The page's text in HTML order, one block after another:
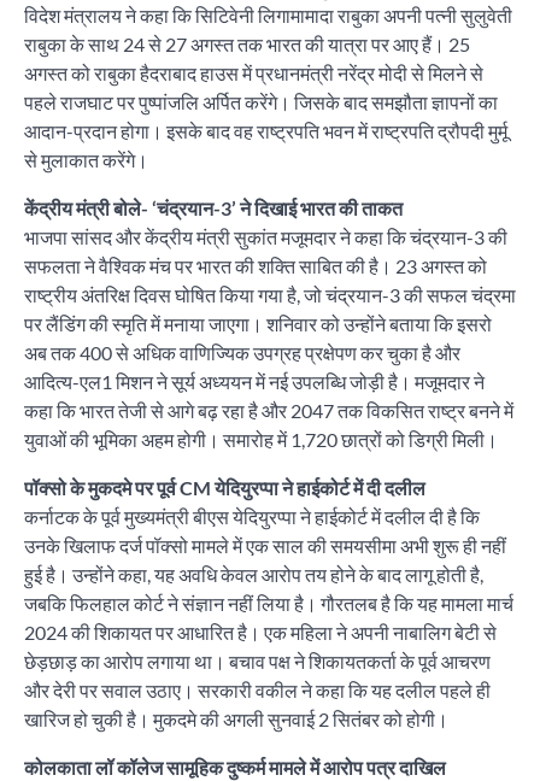
विदेश मंत्रालय ने कहा कि सिटिवेनी लिगामामादा राबुका अपनी पत्नी सुलुवेती
राबुका के साथ 24 से 27 अगस्त तक भारत की यात्रा पर आए हैं। 25
अगस्त को राबुका हैदराबाद हाउस में प्रधानमंत्री नरेंद्र मोदी से मिलने से
पहले राजघाट पर पुष्पांजलि अर्पित करेंगे। जिसके बाद समझौता ज्ञापनों का
आदान-प्रदान होगा। इसके बाद वह राष्ट्रपति भवन में राष्ट्रपति द्रौपदी मुर्मू
से मुलाकात करेंगे।
केंद्रीय मंत्री बोले- ‘चंद्रयान-3’ ने दिखाई भारत की ताकत
भाजपा सांसद और केंद्रीय मंत्री सुकांत मजूमदार ने कहा कि चंद्रयान-3 की
सफलता ने वैश्विक मंच पर भारत की शक्ति साबित की है। 23 अगस्त को
राष्ट्रीय अंतरिक्ष दिवस घोषित किया गया है, जो चंद्रयान-3 की सफल चंद्रमा
पर लैंडिंग की स्मृति में मनाया जाएगा। शनिवार को उन्होंने बताया कि इसरो
अब तक 400 से अधिक वाणिज्यिक उपग्रह प्रक्षेपण कर चुका है और
आदित्य-एल1 मिशन ने सूर्य अध्ययन में नई उपलब्धि जोड़ी है। मजूमदार ने
कहा कि भारत तेजी से आगे बढ़ रहा है और 2047 तक विकसित राष्ट्र बनने में
युवाओं की भूमिका अहम होगी। समारोह में 1,720 छात्रों को डिग्री मिली।
पॉक्सो के मुकदमे पर पूर्व CM येदियुरप्पा ने हाईकोर्ट में दी दलील
कर्नाटक के पूर्व मुख्यमंत्री बीएस येदियुरप्पा ने हाईकोर्ट में दलील दी है कि
उनके खिलाफ दर्ज पॉक्सो मामले में एक साल की समयसीमा अभी शुरू ही नहीं
हुई है। उन्होंने कहा, यह अवधि केवल आरोप तय होने के बाद लागू होती है,
जबकि फिलहाल कोर्ट ने संज्ञान नहीं लिया है। गौरतलब है कि यह मामला मार्च
2024 की शिकायत पर आधारित है। एक महिला ने अपनी नाबालिग बेटी से
छेड़छाड़ का आरोप लगाया था। बचाव पक्ष ने शिकायतकर्ता के पूर्व आचरण
और देरी पर सवाल उठाए। सरकारी वकील ने कहा कि यह दलील पहले ही
खारिज हो चुकी है। मुकदमे की अगली सुनवाई 2 सितंबर को होगी।
कोलकाता लॉ कॉलेज सामूहिक दुष्कर्म मामले में आरोप पत्र दाखिल